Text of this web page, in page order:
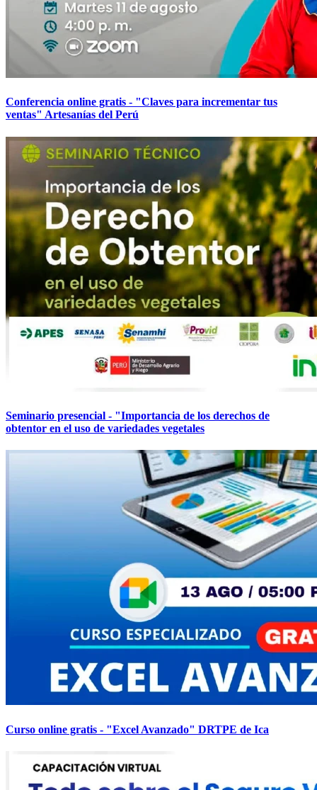
Conferencia online gratis - "Claves para incrementar tus
ventas" Artesanías del Perú
Seminario presencial - "Importancia de los derechos de
obtentor en el uso de variedades vegetales
Curso online gratis - "Excel Avanzado" DRTPE de Ica